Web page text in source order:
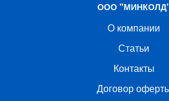
ООО
О компании
Статьи
Контакты
Договор